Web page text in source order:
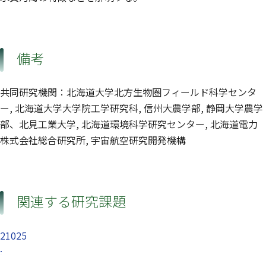
備考
共同研究機関：北海道大学北方生物圏フィールド科学センタ
ー, 北海道大学大学院工学研究科, 信州大農学部, 静岡大学農学
部、北見工業大学, 北海道環境科学研究センター, 北海道電力
株式会社総合研究所, 宇宙航空研究開発機構
関連する研究課題
21025
: